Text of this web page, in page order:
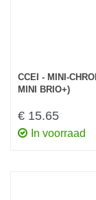
CCEI - MINI-
MINI BRIO+)
€ 15.65
In voorraad